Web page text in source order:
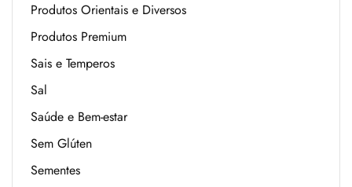
Produtos Orientais e Diversos
Produtos Premium
Sais e Temperos
Sal
Saúde e Bem-estar
Sem Glúten
Sementes